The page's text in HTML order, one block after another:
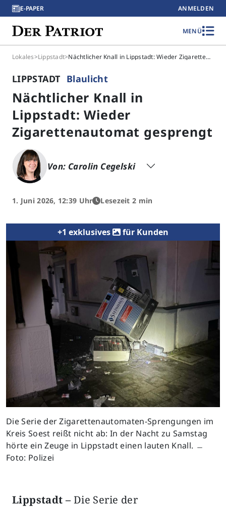
E-PAPER ANMELDEN
MENÜ
Lokales>Lippstadt> Nächtlicher Knall in Lippstadt: Wieder Zigarettenautomat gesprengt
LIPPSTADT Blaulicht
Nächtlicher Knall in
Lippstadt: Wieder
Zigarettenautomat gesprengt
Von: Carolin Cegelski
1. Juni 2026, 12:39 Uhr Lesezeit 2 min
+1 exklusives für Kunden
Die Serie der Zigarettenautomaten-Sprengungen im
Kreis Soest reißt nicht ab: In der Nacht zu Samstag
hörte ein Zeuge in Lippstadt einen lauten Knall. ﹘
Foto: Polizei
Lippstadt – Die Serie der